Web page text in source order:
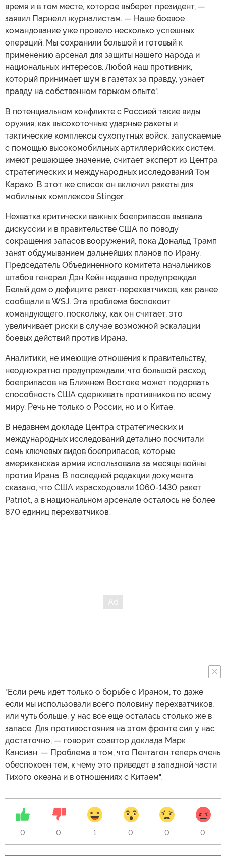
время и в том месте, которое выберет президент, —
заявил Парнелл журналистам. — Наше боевое
командование уже провело несколько успешных
операций. Мы сохранили большой и готовый к
применению арсенал для защиты нашего народа и
национальных интересов. Любой наш противник,
который принимает шум в газетах за правду, узнает
правду на собственном горьком опыте".
В потенциальном конфликте с Россией такие виды
оружия, как высокоточные ударные ракеты и
тактические комплексы сухопутных войск, запускаемые
с помощью высокомобильных артиллерийских систем,
имеют решающее значение, считает эксперт из Центра
стратегических и международных исследований Том
Карако. В этот же список он включил ракеты для
мобильных комплексов Stinger.
Нехватка критически важных боеприпасов вызвала
дискуссии и в правительстве США по поводу
сокращения запасов вооружений, пока Дональд Трамп
занят обдумыванием дальнейших планов по Ирану.
Председатель Объединенного комитета начальников
штабов генерал Дэн Кейн недавно предупреждал
Белый дом о дефиците ракет-перехватчиков, как ранее
сообщали в WSJ. Эта проблема беспокоит
командующего, поскольку, как он считает, это
увеличивает риски в случае возможной эскалации
боевых действий против Ирана.
Аналитики, не имеющие отношения к правительству,
неоднократно предупреждали, что большой расход
боеприпасов на Ближнем Востоке может подорвать
способность США сдерживать противников по всему
миру. Речь не только о России, но и о Китае.
В недавнем докладе Центра стратегических и
международных исследований детально посчитали
семь ключевых видов боеприпасов, которые
американская армия использовала за месяцы войны
против Ирана. В последней редакции документа
сказано, что США израсходовали 1060-1430 ракет
Patriot, а в национальном арсенале осталось не более
870 единиц перехватчиков.
"Если речь идет только о борьбе с Ираном, то даже
если мы использовали всего половину перехватчиков,
или чуть больше, у нас все еще осталась столько же в
запасе. Для противостояния на этом фронте сил у нас
достаточно, — говорит соавтор доклада Марк
Кансиан. — Проблема в том, что Пентагон теперь очень
обеспокоен тем, к чему это приведет в западной части
Тихого океана и в отношениях с Китаем".
0 0 1 0 0 0